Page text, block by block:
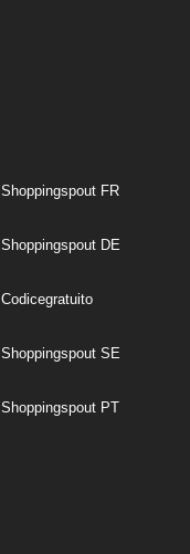
Shoppingspout FR
Shoppingspout DE
Codicegratuito
Shoppingspout SE
Shoppingspout PT